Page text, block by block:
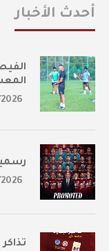
أحدث الأخبار